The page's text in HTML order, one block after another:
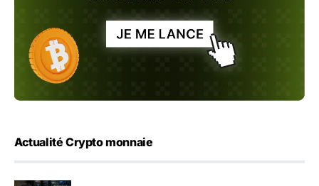
Actualité Crypto monnaie